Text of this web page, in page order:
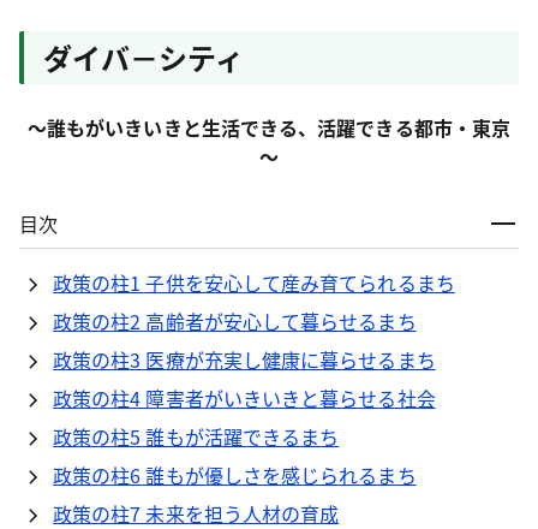
ダイバ－シティ
～誰もがいきいきと生活できる、活躍できる都市・東京
～
目次
政策の柱1 子供を安心して産み育てられるまち
政策の柱2 高齢者が安心して暮らせるまち
政策の柱3 医療が充実し健康に暮らせるまち
政策の柱4 障害者がいきいきと暮らせる社会
政策の柱5 誰もが活躍できるまち
政策の柱6 誰もが優しさを感じられるまち
政策の柱7 未来を担う人材の育成